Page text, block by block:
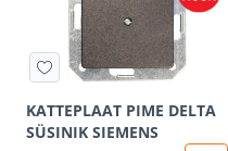
KATTEPLAAT PIME DELTA
SÜSINIK SIEMENS